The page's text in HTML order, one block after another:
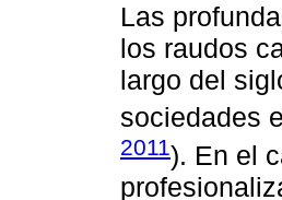
Las
los raudos
largo del
sociedades
2011). En el